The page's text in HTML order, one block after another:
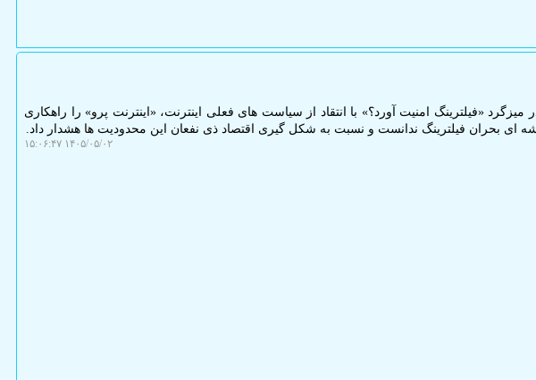
میزگرد «فیلترینگ امنیت آورد؟» با انتقاد از سیاست های فعلی اینترنت، «اینترنت پرو» را راهکاری
ای بحران فیلترینگ ندانست و نسبت به شکل گیری اقتصاد ذی نفعان این محدودیت ها هشدار داد.
۱۴۰۵/۰۵/۰۲ ۱۵:۰۶:۴۷